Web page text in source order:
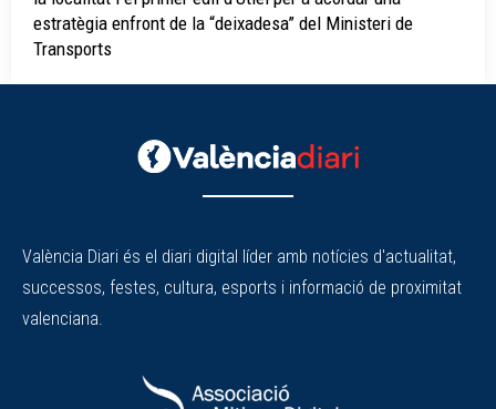
estratègia enfront de la “deixadesa” del Ministeri de
Transports
València Diari és el diari digital líder amb notícies d'actualitat,
successos, festes, cultura, esports i informació de proximitat
valenciana.